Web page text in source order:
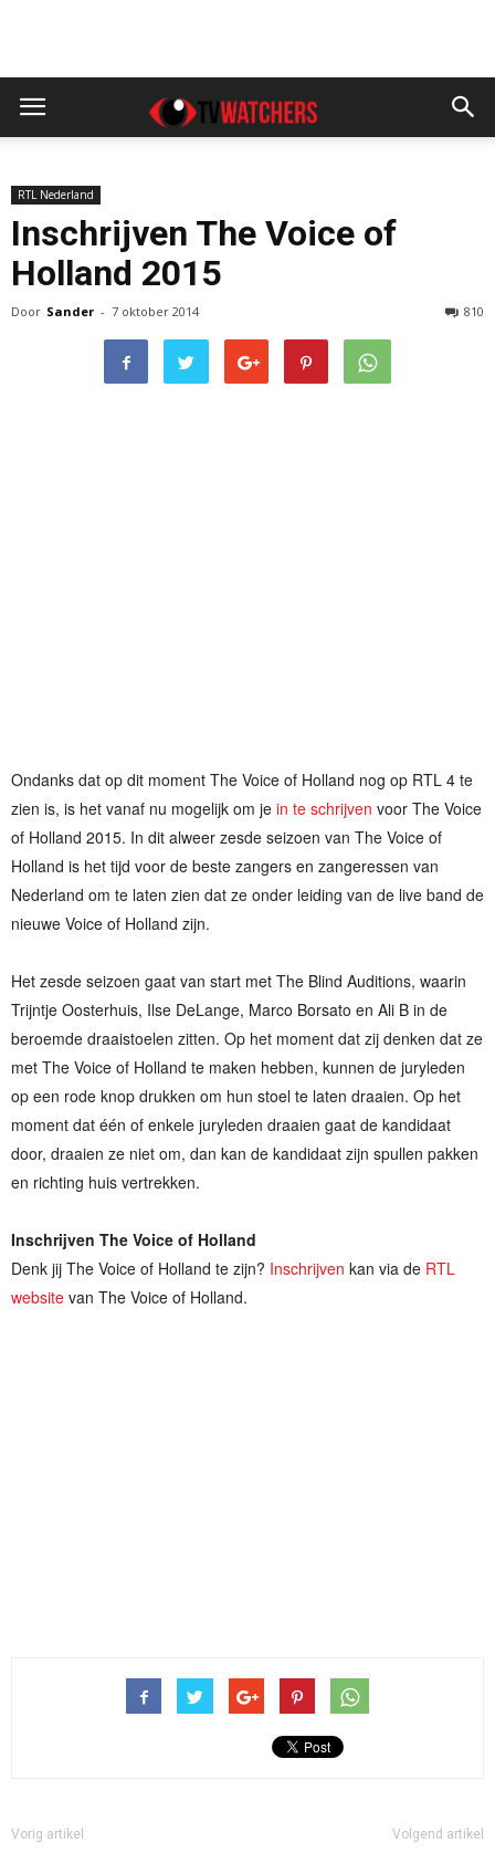
RTL Nederland
Inschrijven The Voice of
Holland 2015
Door Sander - 7 oktober 2014 810
Ondanks dat op dit moment The Voice of Holland nog op RTL 4 te
zien is, is het vanaf nu mogelijk om je in te schrijven voor The Voice
of Holland 2015. In dit alweer zesde seizoen van The Voice of
Holland is het tijd voor de beste zangers en zangeressen van
Nederland om te laten zien dat ze onder leiding van de live band de
nieuwe Voice of Holland zijn.
Het zesde seizoen gaat van start met The Blind Auditions, waarin
Trijntje Oosterhuis, Ilse DeLange, Marco Borsato en Ali B in de
beroemde draaistoelen zitten. Op het moment dat zij denken dat ze
met The Voice of Holland te maken hebben, kunnen de juryleden
op een rode knop drukken om hun stoel te laten draaien. Op het
moment dat één of enkele juryleden draaien gaat de kandidaat
door, draaien ze niet om, dan kan de kandidaat zijn spullen pakken
en richting huis vertrekken.
Inschrijven The Voice of Holland
Denk jij The Voice of Holland te zijn? Inschrijven kan via de RTL
website van The Voice of Holland.
Vorig artikel Volgend artikel